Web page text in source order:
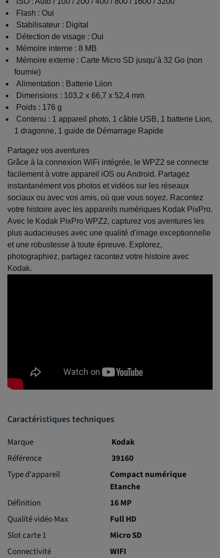
Flash : Oui
Stabilisateur : Digital
Détection de visage : Oui
Mémoire interne : 8 MB
Mémoire externe : Carte Micro SD jusqu’à 32 Go (non
fournie)
Alimentation : Batterie Liion
Dimensions : 103,2 x 66,7 x 52,4 mm
Poids : 176 g
Contenu : 1 appareil photo, 1 câble USB, 1 batterie Lion,
1 dragonne, 1 guide de Démarrage Rapide
Partagez vos aventures
Grâce à la connexion WiFi intégrée, le WPZ2 se connecte
facilement à votre appareil iOS ou Android. Partagez
instantanément vos photos et vidéos sur les réseaux
sociaux ou avec vos amis, où que vous soyez. Racontez
votre histoire avec les appareils numériques Kodak PixPro.
Avec le Kodak PixPro WPZ2, capturez vos aventures les
plus audacieuses avec une qualité d'image exceptionnelle
et une robustesse à toute épreuve. Explorez,
photographiez, partagez racontez votre histoire avec
Kodak.
Caractéristiques techniques
Marque
Kodak
Référence
39160
Type d'appareil
Compact numérique
Etanche
Définition
16 MP
Qualité vidéo Max
Full HD
Slot carte 1
Micro SD
Connectivité
WIFI